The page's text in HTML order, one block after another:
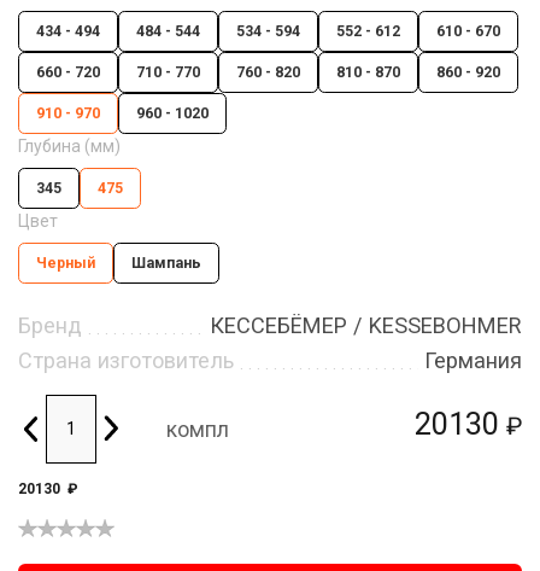
20130 ₽
434 - 494 484 - 544 534 - 594 552 - 612 610 - 670
660 - 720 710 - 770 760 - 820 810 - 870 860 - 920
910 - 970 960 - 1020
Глубина (мм)
345 475
Цвет
Черный Шампань
Бренд
КЕССЕБЁМЕР / KESSEBOHMER
Страна изготовитель
Германия
компл
20130 ₽